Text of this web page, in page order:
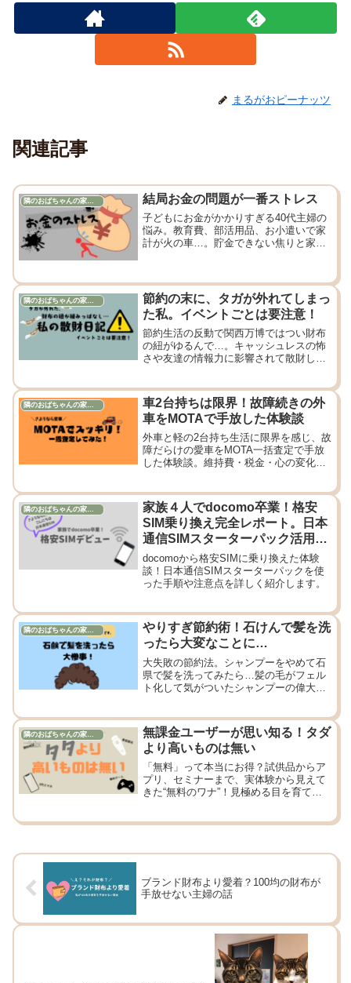
まるがおピーナッツ
関連記事
結局お金の問題が一番ストレス
子どもにお金がかかりすぎる40代主婦の
悩み。教育費、部活用品、お小遣いで家
計が火の車…。貯金できない焦りと家計
節約の末に、タガが外れてしまっ
た私。イベントごとは要注意！
節約生活の反動で関西万博ではつい財布
の紐がゆるんで…。キャッシュレスの怖
さや友達の情報力に影響されて散財した
車2台持ちは限界！故障続きの外
車をMOTAで手放した体験談
外車と軽の2台持ち生活に限界を感じ、故
障だらけの愛車をMOTA一括査定で手放
した体験談。維持費・税金・心の変化ま
隣のおばちゃんの家計管理
家族４人でdocomo卒業！格安
SIM乗り換え完全レポート。日本
通信SIMスターターパック活用レ
ビュー。
docomoから格安SIMに乗り換えた体験
談！日本通信SIMスターターパックを使
った手順や注意点を詳しく紹介します。
やりすぎ節約術！石けんで髪を洗
ったら大変なことに…
大失敗の節約法。シャンプーをやめて石
県で髪を洗ってみたら…髪の毛がフェル
ト化して気がついたシャンプーの偉大
無課金ユーザーが思い知る！タダ
より高いものは無い
「無料」って本当にお得？試供品からア
プリ、セミナーまで、実体験から見えて
きた“無料のワナ”！見極める目を育てて
ブランド財布より愛着？100均の財布が
手放せない主婦の話